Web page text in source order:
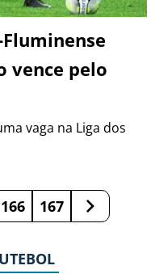
vence pelo
vaga na Liga dos
166 167